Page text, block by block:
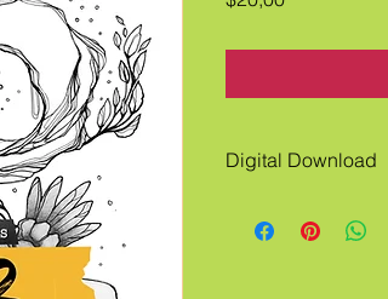
Digital Download
maréntahkeun